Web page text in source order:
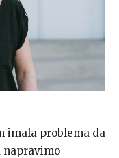
imala problema da
napravimo